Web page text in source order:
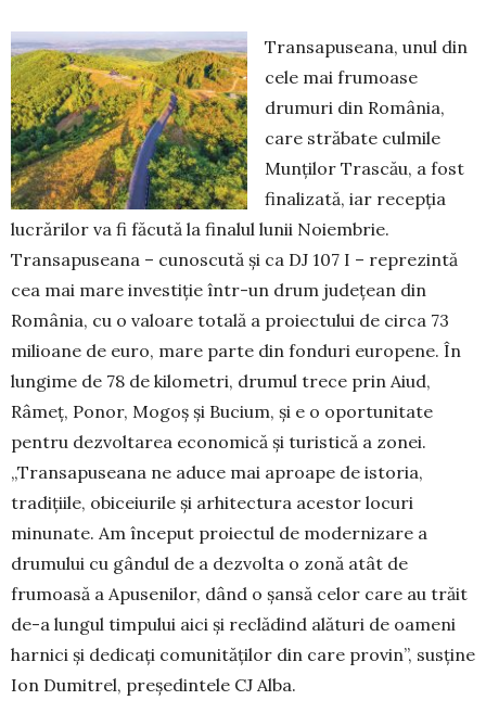
Transapuseana, unul din
cele mai frumoase
drumuri din România,
care străbate culmile
Munților Trascău, a fost
finalizată, iar recepția
lucrărilor va fi făcută la finalul lunii Noiembrie.
Transapuseana – cunoscută și ca DJ 107 I – reprezintă
cea mai mare investiție într-un drum județean din
România, cu o valoare totală a proiectului de circa 73
milioane de euro, mare parte din fonduri europene. În
lungime de 78 de kilometri, drumul trece prin Aiud,
Râmeț, Ponor, Mogoș și Bucium, și e o oportunitate
pentru dezvoltarea economică și turistică a zonei.
„Transapuseana ne aduce mai aproape de istoria,
tradițiile, obiceiurile și arhitectura acestor locuri
minunate. Am început proiectul de modernizare a
drumului cu gândul de a dezvolta o zonă atât de
frumoasă a Apusenilor, dând o șansă celor care au trăit
de-a lungul timpului aici și reclădind alături de oameni
harnici și dedicați comunităților din care provin”, susține
Ion Dumitrel, președintele CJ Alba.